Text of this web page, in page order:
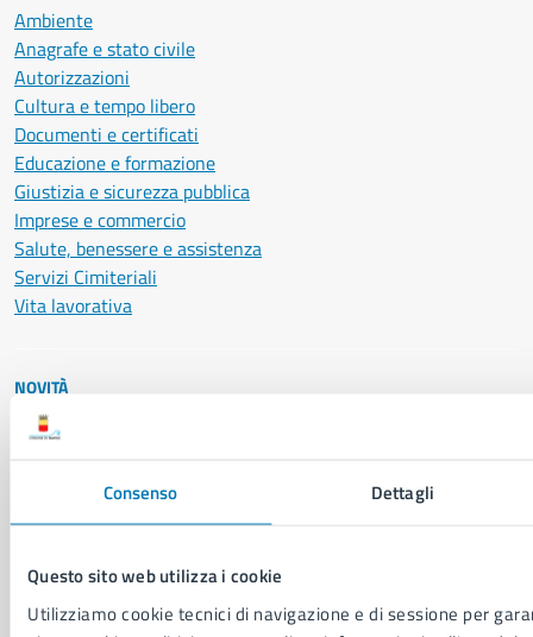
Consenso Dettagli
Questo sito web utilizza i cookie
Utilizziamo cookie tecnici di navigazione e di sessione per
Ambiente
Anagrafe e stato civile
Autorizzazioni
Cultura e tempo libero
Documenti e certificati
Educazione e formazione
Giustizia e sicurezza pubblica
Imprese e commercio
Salute, benessere e assistenza
Servizi Cimiteriali
Vita lavorativa
NOVITÀ
Notizie
Comunicati stampa della Giunta Comunale
VIVERE IL COMUNE